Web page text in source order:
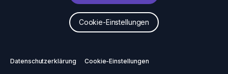
Cookie-Einstellungen
Datenschutzerklärung Cookie-Einstellungen